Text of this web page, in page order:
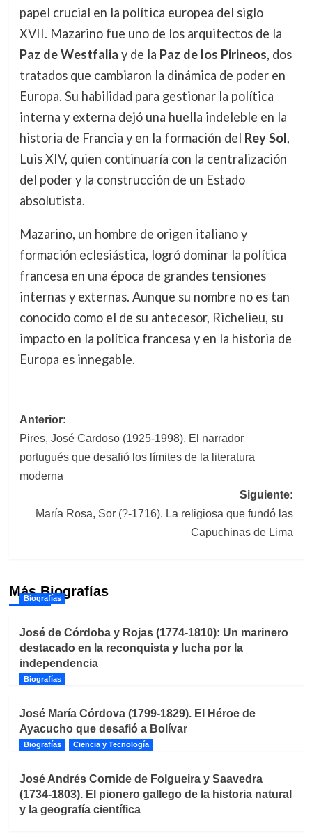
papel crucial en la política europea del siglo
XVII. Mazarino fue uno de los arquitectos de la
Paz de Westfalia y de la Paz de los Pirineos, dos
tratados que cambiaron la dinámica de poder en
Europa. Su habilidad para gestionar la política
interna y externa dejó una huella indeleble en la
historia de Francia y en la formación del Rey Sol,
Luis XIV, quien continuaría con la centralización
del poder y la construcción de un Estado
absolutista.
Mazarino, un hombre de origen italiano y
formación eclesiástica, logró dominar la política
francesa en una época de grandes tensiones
internas y externas. Aunque su nombre no es tan
conocido como el de su antecesor, Richelieu, su
impacto en la política francesa y en la historia de
Europa es innegable.
Navegación
de
entradas
Anterior:
Pires, José Cardoso (1925-1998). El narrador
portugués que desafió los límites de la literatura
moderna
Siguiente:
María Rosa, Sor (?-1716). La religiosa que fundó las
Capuchinas de Lima
Más Biografías
Biografías
José de Córdoba y Rojas (1774-1810): Un marinero
destacado en la reconquista y lucha por la
independencia
Biografías
José María Córdova (1799-1829). El Héroe de
Ayacucho que desafió a Bolívar
Biografías Ciencia y Tecnología
José Andrés Cornide de Folgueira y Saavedra
(1734-1803). El pionero gallego de la historia natural
y la geografía científica